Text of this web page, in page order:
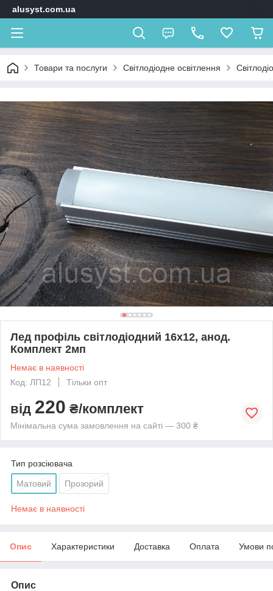
alusyst.com.ua
Товари та послуги Світлодіодне освітлення
Лед профіль світлодіодний 16х12, анод.
Комплект 2мп
Немає в наявності
Код: ЛП12
Тільки опт
від 220 ₴/комплект
Мінімальна сума замовлення на сайті — 300 ₴
Тип розсіювача
Матовий Прозорий
Немає в наявності
Опис Характеристики Доставка Оплата Умови
Опис